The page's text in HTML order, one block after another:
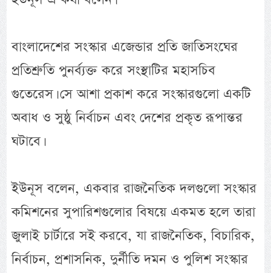
বাংলাদেশের সংস্কার এজেন্ডার প্রতি জাতিসংঘের
প্রতিশ্রুতি পুনর্ব্যক্ত করে সংস্থাটির মহাসচিব
গুতেরেস। সে আশা প্রকাশ করে সংস্কারগুলো একটি
অবাধ ও সুষ্ঠু নির্বাচন এবং দেশের প্রকৃত রূপান্তর
ঘটাবে।
ইউনূস বলেন, একবার রাজনৈতিক দলগুলো সংস্কার
কমিশনের সুপারিশগুলোর বিষয়ে একমত হলে তারা
জুলাই চার্টারে সই করবে, যা রাজনৈতিক, বিচারিক,
নির্বাচন, প্রশাসনিক, দুর্নীতি দমন ও পুলিশ সংস্কার